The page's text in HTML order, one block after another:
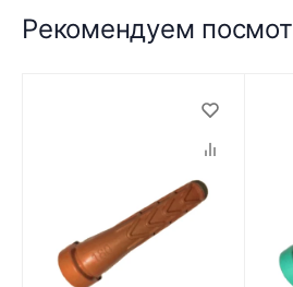
Рекомендуем